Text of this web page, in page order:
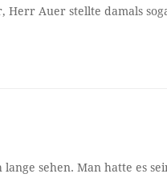
Herr Auer stellte damals
lange sehen. Man hatte es